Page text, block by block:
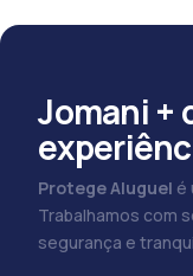
Jomani +
Protege Aluguel é
Trabalhamos com
segurança e